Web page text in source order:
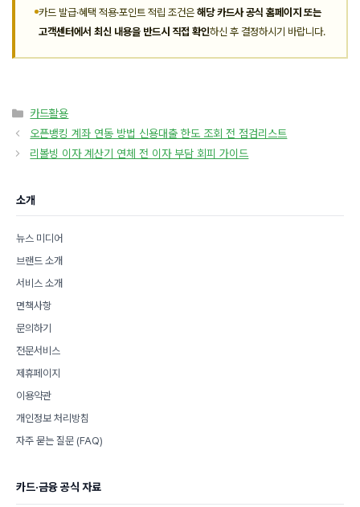
카드 발급·혜택 적용·포인트 적립 조건은 해당 카드사 공식 홈페이지 또는
고객센터에서 최신 내용을 반드시 직접 확인하신 후 결정하시기 바랍니다.
카
테
리
카드활용
오픈뱅킹 계좌 연동 방법 신용대출 한도 조회 전 점검리스트
리볼빙 이자 계산기 연체 전 이자 부담 회피 가이드
소개
뉴스 미디어
브랜드 소개
서비스 소개
면책사항
문의하기
전문서비스
제휴페이지
이용약관
개인정보 처리방침
자주 묻는 질문 (FAQ)
카드·금융 공식 자료